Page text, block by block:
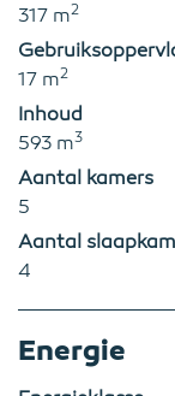
317 m2
17 m2
Inhoud
593 m3
Aantal kamers
5
Aantal
4
Energie